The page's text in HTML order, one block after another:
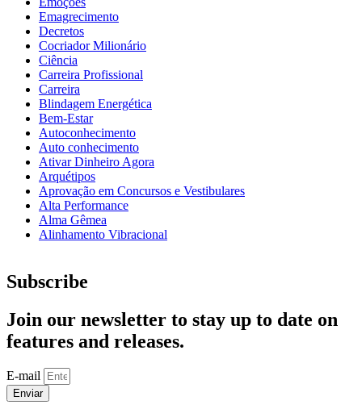
Emagrecimento
Decretos
Cocriador Milionário
Ciência
Carreira Profissional
Carreira
Blindagem Energética
Bem-Estar
Autoconhecimento
Auto conhecimento
Ativar Dinheiro Agora
Arquétipos
Aprovação em Concursos e Vestibulares
Alta Performance
Alma Gêmea
Alinhamento Vibracional
Subscribe
Join our newsletter to stay up to date on
features and releases.
E-mail
Enviar